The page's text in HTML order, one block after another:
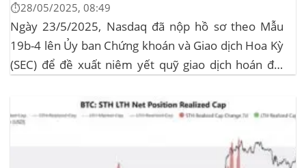
⏱️28/05/2025, 08:49
Ngày 23/5/2025, Nasdaq đã nộp hồ sơ theo Mẫu
19b-4 lên Ủy ban Chứng khoán và Giao dịch Hoa Kỳ
(SEC) để đề xuất niêm yết quỹ giao dịch hoán đổi
trình xem xét chính thức của SEC đối với...